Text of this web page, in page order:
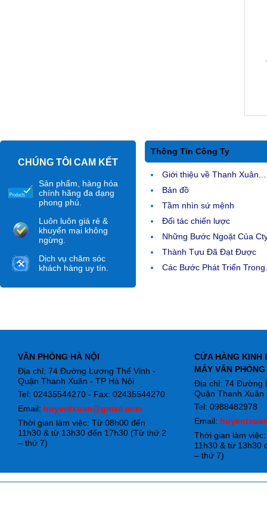
CHÚNG TÔI CAM KẾT
Sản phẩm, hàng hóa
chính hãng đa dạng
phong phú.
Luôn luôn giá rẻ &
khuyến mại không
ngừng.
Dịch vụ chăm sóc
khách hàng uy tín.
Thông Tin Công Ty
Giới thiệu về Thanh Xuân...
Bản đồ
Tầm nhìn sứ mệnh
Đối tác chiến lược
Những Bước Ngoặt Của
Thành Tựu Đã Đạt Được
Các Bước Phát Triển
VĂN PHÒNG HÀ NỘI
Địa chỉ: 74 Đường Lương Thế Vinh -
Quận Thanh Xuân - TP Hà Nội
Tel: 02435544270 - Fax: 02435544270
Email: huyentxuan@gmail.com
Thời gian làm việc: Từ 08h00 đến
11h30 & từ 13h30 đến 17h30 (Từ thứ 2
– thứ 7)
CỬA HÀNG KINH
MÁY VĂN PHÒNG
Địa chỉ: 74 Đường
Quận Thanh Xuân
Tel: 0988482978
Email:
Thời gian làm
11h30 & từ 13h30
– thứ 7)